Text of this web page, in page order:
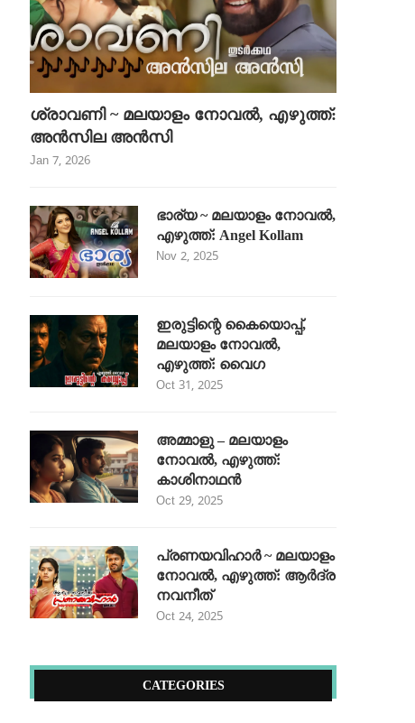
ശ്രാവണി ~ മലയാളം നോവൽ, എഴുത്ത്:
അൻസില അൻസി
Jan 7, 2026
ഭാര്യ ~ മലയാളം നോവൽ,
എഴുത്ത്: Angel Kollam
Nov 2, 2025
ഇരുട്ടിന്റെ കൈയൊപ്പ്,
മലയാളം നോവൽ,
എഴുത്ത്: വൈഗ
Oct 31, 2025
അമ്മാളു – മലയാളം
നോവൽ, എഴുത്ത്:
കാശിനാഥൻ
Oct 29, 2025
പ്രണയവിഹാർ ~ മലയാളം
നോവൽ, എഴുത്ത്: ആർദ്ര
നവനീത്
Oct 24, 2025
CATEGORIES